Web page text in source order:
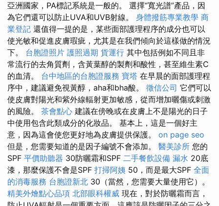
亞洲國家，PA標記系統是一般的。 選擇“寬光譜”產品，因
為它們還可以防止UVA和UVB射線。 身體撥筋專業教學 商
業登記 還值得一提的是，某些面部護理程序的成分也可以
使光敏和促進皮膚瑕疵，尤其是在我們傾向於這樣做的情況
下。 台胞證照片 護照過期 貨運行 其中包括例如不同且非
常流行的去角質劑，含黃葉醇的製劑和酸性，甚至維生素C
的血清。 台中地區的台胞證服務 寶塔 在早晨的面部護理程
序中，建議避免視黃醇，aha和bha酸。 徵信公司 它們可以
使皮膚對陽光和紫外線輻射更加敏感，從而增加曬傷或刺激
的風險。 茶會點心 建議在傍晚或在皮膚上不是陽光的日子
中使用包含此類成分的化妝品。 基本上，這是一個好主
意，因為這會使您更好地為皮膚提供保護。 on page seo
但是，您需要知道的是因子編號不會添加。 醫美診所 您的
SPF 平價助聽器 30防曬霜和SPF 二手餐飲設備 漏水 20底
漆，那麼保護不會是SPF 打掃阿姨 50，而是最大SPF 全面
的消毒服務 台胞證新北 30（當然，您需要大量使用它）。
精美外燴點心品項 北部眼科權威 現在，對於防曬霜而言，